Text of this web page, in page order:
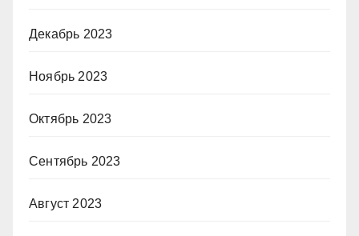
Декабрь 2023
Ноябрь 2023
Октябрь 2023
Сентябрь 2023
Август 2023